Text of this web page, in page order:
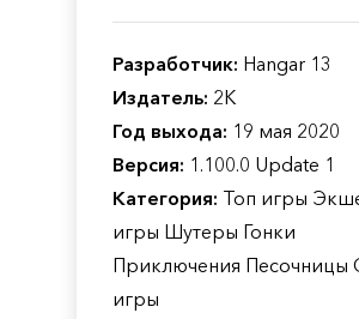
Разработчик: Hangar 13
Издатель: 2K
Год выхода: 19 мая 2020
Версия: 1.100.0 Update 1
Категория: Топ игры
игры Шутеры Гонки
Приключения Песочницы
игры